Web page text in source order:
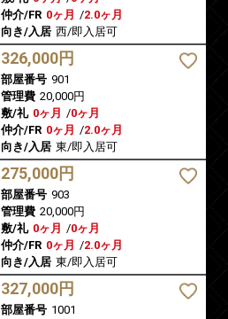
仲介/FR 0ヶ月 /2.0ヶ月
向き/入居 西/即入居可
326,000円
部屋番号 901
管理費 20,000円
敷/礼 0ヶ月 /0ヶ月
仲介/FR 0ヶ月 /2.0ヶ月
向き/入居 東/即入居可
275,000円
部屋番号 903
管理費 20,000円
敷/礼 0ヶ月 /0ヶ月
仲介/FR 0ヶ月 /2.0ヶ月
向き/入居 東/即入居可
327,000円
部屋番号 1001